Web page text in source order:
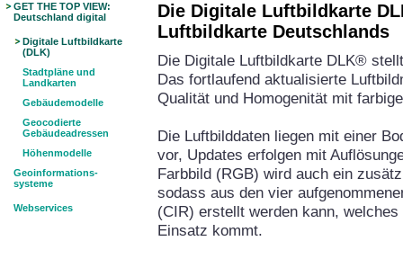
GET THE TOP VIEW:
Deutschland digital
Digitale Luftbildkarte
(DLK)
Stadtpläne und
Landkarten
Gebäudemodelle
Geocodierte
Gebäudeadressen
Höhenmodelle
Geoinformations-
systeme
Webservices
Die Digitale Luftbildkarte
Luftbildkarte Deutschlands
Die Digitale Luftbildkarte DLK®
Das fortlaufend aktualisierte
Qualität und Homogenität mit
Die Luftbilddaten liegen mit einer
vor, Updates erfolgen mit
Farbbild (RGB) wird auch ein
sodass aus den vier
(CIR) erstellt werden kann,
Einsatz kommt.